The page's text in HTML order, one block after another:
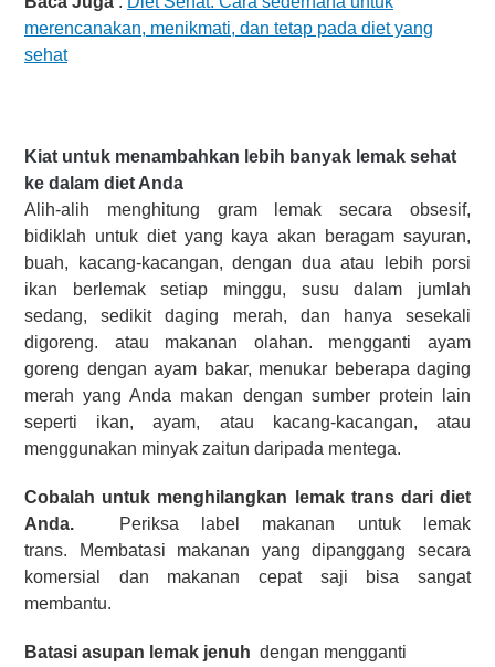
merencanakan, menikmati, dan tetap pada diet yang
sehat
Kiat untuk menambahkan lebih banyak lemak sehat
ke dalam diet Anda
Alih-alih menghitung gram lemak secara obsesif,
bidiklah untuk diet yang kaya akan beragam sayuran,
buah, kacang-kacangan, dengan dua atau lebih porsi
ikan berlemak setiap minggu, susu dalam jumlah
sedang, sedikit daging merah, dan hanya sesekali
digoreng. atau makanan olahan. mengganti ayam
goreng dengan ayam bakar, menukar beberapa daging
merah yang Anda makan dengan sumber protein lain
seperti ikan, ayam, atau kacang-kacangan, atau
menggunakan minyak zaitun daripada mentega.
Cobalah untuk menghilangkan lemak trans dari diet
Anda.
Periksa label makanan untuk lemak
trans. Membatasi makanan yang dipanggang secara
komersial dan makanan cepat saji bisa sangat
membantu.
Batasi asupan lemak jenuh dengan mengganti